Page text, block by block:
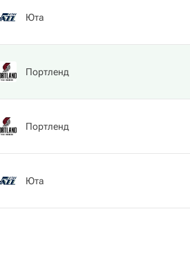
Юта
Портленд
Портленд
Юта